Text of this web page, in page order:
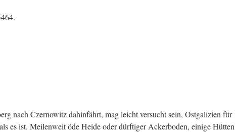
nach Czernowitz dahinfährt, mag leicht versucht sein, Ostgalizien für
es ist. Meilenweit öde Heide oder dürftiger Ackerboden, einige Hütten